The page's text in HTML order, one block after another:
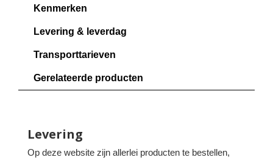
Kenmerken
Levering & leverdag
Transporttarieven
Gerelateerde producten
Levering
Op deze website zijn allerlei producten te bestellen,